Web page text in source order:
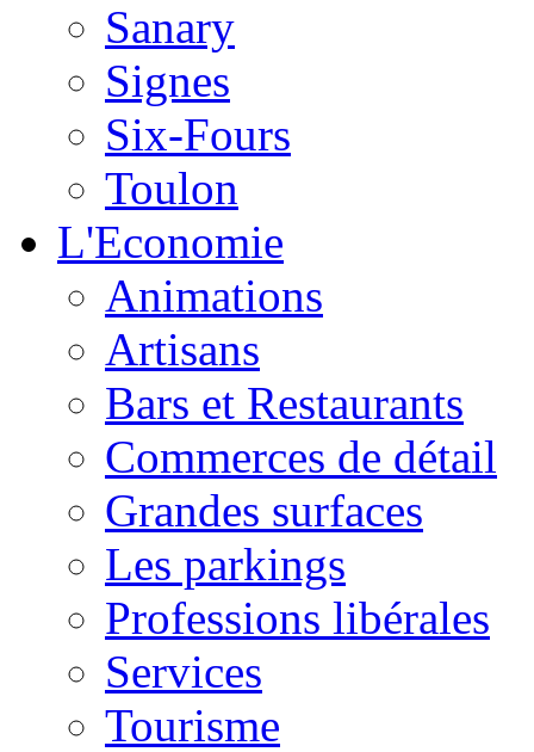
Sanary
Signes
Six-Fours
Toulon
L'Economie
Animations
Artisans
Bars et Restaurants
Commerces de détail
Grandes surfaces
Les parkings
Professions libérales
Services
Tourisme